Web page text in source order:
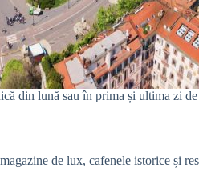
din lună sau în prima și ultima zi
de lux, cafenele istorice și